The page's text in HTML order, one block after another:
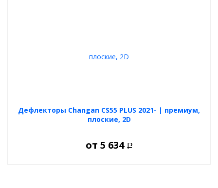
Дефлекторы Changan CS55 PLUS 2021- | премиум,
плоские, 2D
от 5 634 Р